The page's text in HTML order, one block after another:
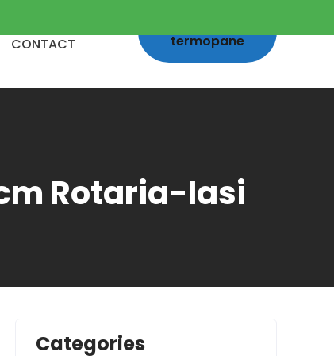
CONTACT
termopane
Rotaria-Iasi
Categories